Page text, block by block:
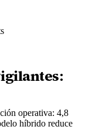
operativa: 4,8
híbrido reduce